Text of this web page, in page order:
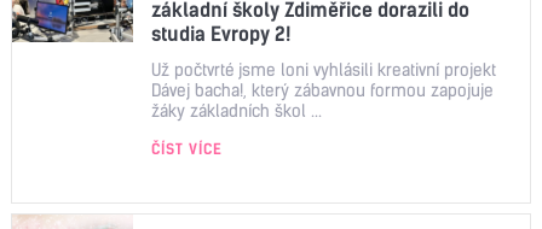
základní školy Zdiměřice dorazili do
studia Evropy 2!
Už počtvrté jsme loni vyhlásili kreativní projekt
Dávej bacha!, který zábavnou formou zapojuje
žáky základních škol ...
ČÍST VÍCE